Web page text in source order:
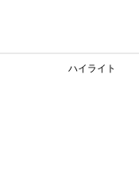
ハイライト